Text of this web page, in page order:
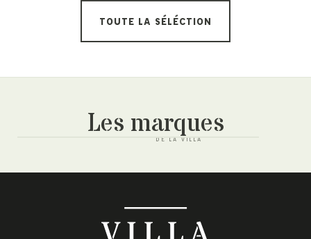
TOUTE LA SÉLÉCTION
Les marques